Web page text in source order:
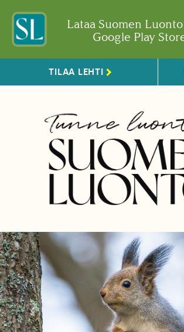
Lataa Suomen
Google Play
TILAA LEHTI